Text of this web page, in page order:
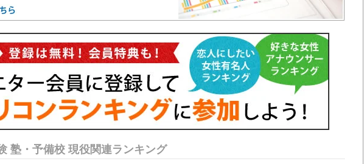
塾・予備校 現役関連ランキング